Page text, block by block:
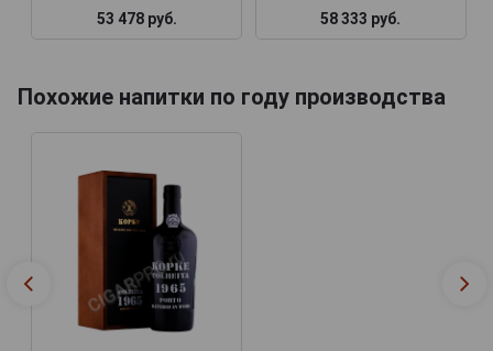
53 478 руб.
58 333 руб.
Похожие напитки по году производства